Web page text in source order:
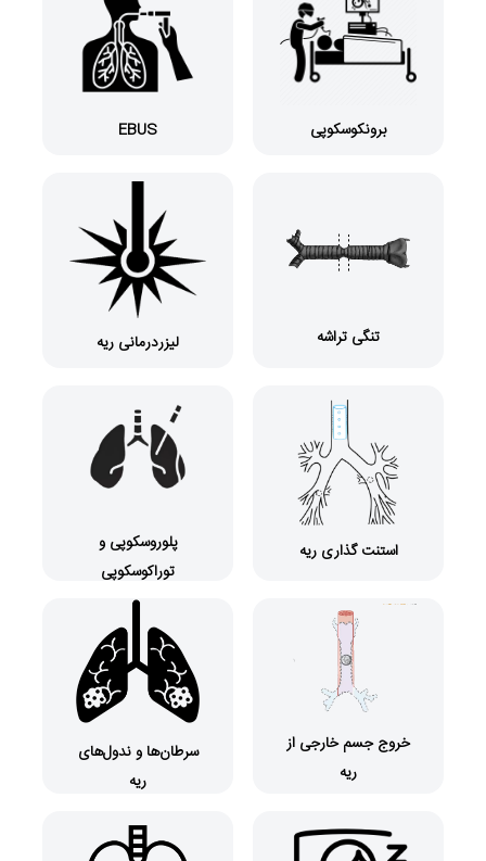
برونکوسکوپی EBUS
تنگی تراشه لیزردرمانی ریه
استنت گذاری ریه
پلوروسکوپی و
توراکوسکوپی
خروج جسم خارجی از
ریه
سرطان‌ها و ندول‌های
ریه